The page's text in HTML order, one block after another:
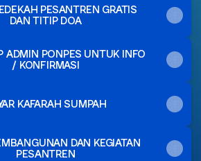
PESANTREN GRATIS
DAN TITIP DOA
ADMIN PONPES UNTUK INFO
/ KONFIRMASI
KAFARAH SUMPAH
DAN KEGIATAN
PESANTREN